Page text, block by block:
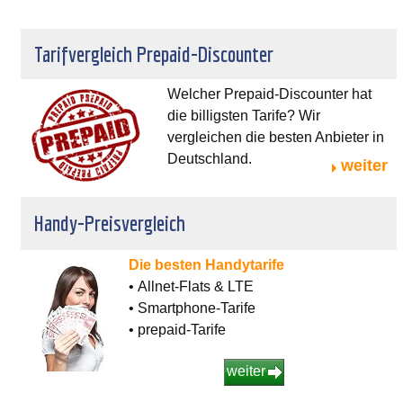
Tarifvergleich Prepaid-Discounter
Welcher Prepaid-Discounter hat
die billigsten Tarife? Wir
vergleichen die besten Anbieter in
Deutschland.
weiter
Handy-Preisvergleich
Die besten Handytarife
• Allnet-Flats & LTE
• Smartphone-Tarife
• prepaid-Tarife
weiter